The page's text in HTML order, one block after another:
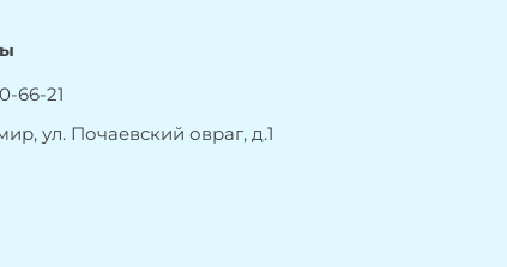
66-21
ул. Почаевский овраг, д.1